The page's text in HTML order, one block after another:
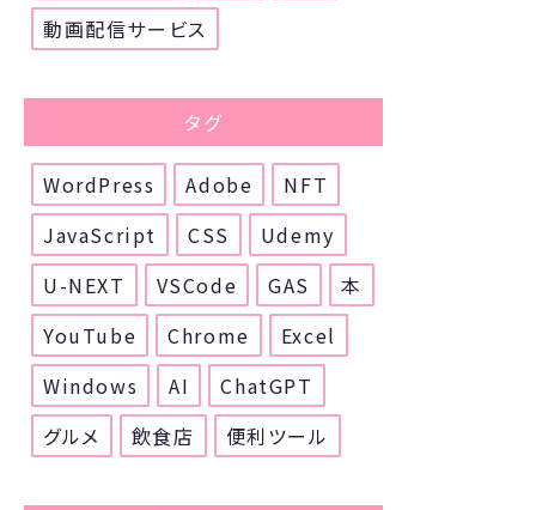
動画配信サービス
タグ
WordPress Adobe
NFT
JavaScript
CSS
Udemy
U-NEXT
VSCode GAS
本
YouTube
Chrome
Excel
Windows
AI
ChatGPT
グルメ
飲食店 便利ツール